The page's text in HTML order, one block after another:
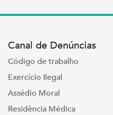
Canal de Denúncias
Código de trabalho
Exercício Ilegal
Assédio Moral
Residência Médica